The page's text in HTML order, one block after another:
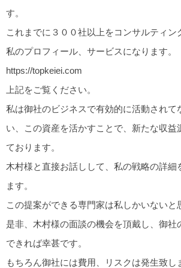
す。
これまでに３００社以上をコンサルティン
私のプロフィール、サービスになります。
https://topkeiei.com
上記をご覧ください。
私は御社のビジネスで有効的に活動されて
い、この資産を活かすことで、新たな収益
ております。
木村様と直接お話しして、私の戦略の詳細
ます。
この提案ができる専門家は私しかいないと
是非、木村様の面談の機会を頂戴し、御社
できれば幸甚です。
もちろん御社には費用、リスクは発生致し